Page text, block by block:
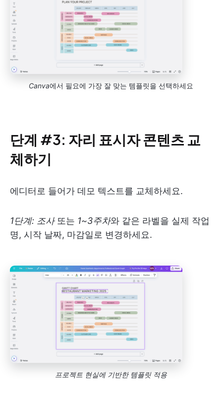
Canva에서 필요에 가장 잘 맞는 템플릿을 선택하세요
단계 #3: 자리 표시자 콘텐츠 교
체하기
에디터로 들어가 데모 텍스트를 교체하세요.
1단계: 조사또는 1~3주차와 같은 라벨을 실제 작업
명, 시작 날짜, 마감일로 변경하세요.
프로젝트 현실에 기반한 템플릿 적용